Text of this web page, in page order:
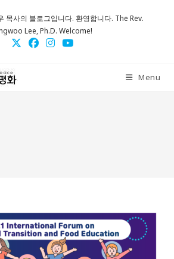
목사의 블로그입니다. 환영합니다. The Rev.
Lee, Ph.D. Welcome!
Menu